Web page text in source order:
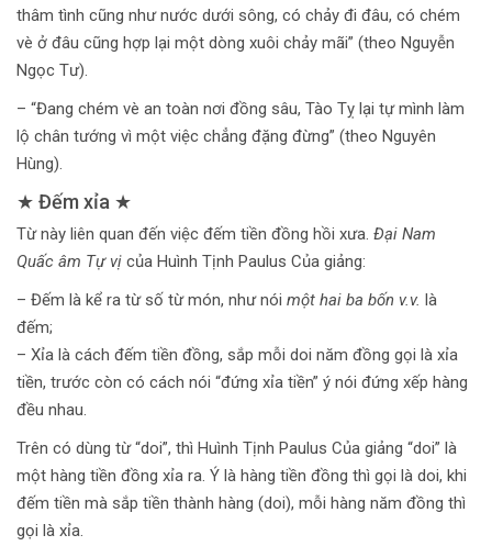
thâm tình cũng như nước dưới sông, có chảy đi đâu, có chém
vè ở đâu cũng hợp lại một dòng xuôi chảy mãi” (theo Nguyễn
Ngọc Tư).
– “Đang chém vè an toàn nơi đồng sâu, Tào Tỵ lại tự mình làm
lộ chân tướng vì một việc chẳng đặng đừng” (theo Nguyên
Hùng).
★ Đếm xỉa ★
Từ này liên quan đến việc đếm tiền đồng hồi xưa. Đại Nam
Quấc âm Tự vị của Huình Tịnh Paulus Của giảng:
– Đếm là kể ra từ số từ món, như nói một hai ba bốn v.v. là
đếm;
– Xỉa là cách đếm tiền đồng, sắp mỗi doi năm đồng gọi là xỉa
tiền, trước còn có cách nói “đứng xỉa tiền” ý nói đứng xếp hàng
đều nhau.
Trên có dùng từ “doi”, thì Huình Tịnh Paulus Của giảng “doi” là
một hàng tiền đồng xỉa ra. Ý là hàng tiền đồng thì gọi là doi, khi
đếm tiền mà sắp tiền thành hàng (doi), mỗi hàng năm đồng thì
gọi là xỉa.